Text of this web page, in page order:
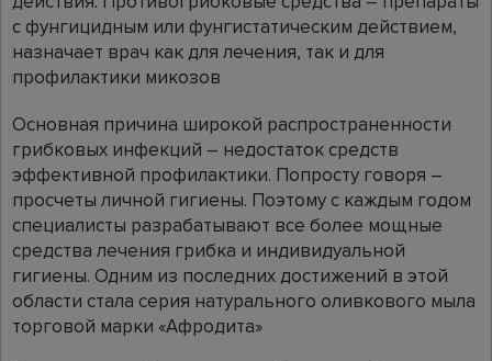
с фунгицидным или фунгистатическим действием,
назначает врач как для лечения, так и для
профилактики микозов
Основная причина широкой распространенности
грибковых инфекций – недостаток средств
эффективной профилактики. Попросту говоря –
просчеты личной гигиены. Поэтому с каждым годом
специалисты разрабатывают все более мощные
средства лечения грибка и индивидуальной
гигиены. Одним из последних достижений в этой
области стала серия натурального оливкового мыла
торговой марки «Афродита»